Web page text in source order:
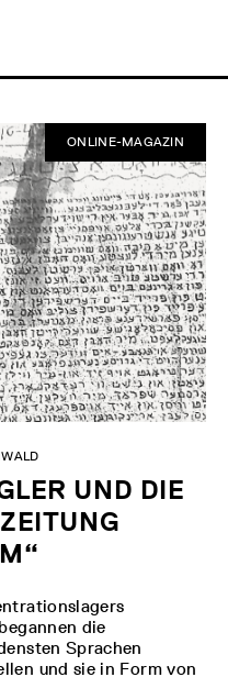
ONLINE-MAGAZIN
UND DIE
die
Sprachen
und sie in Form von